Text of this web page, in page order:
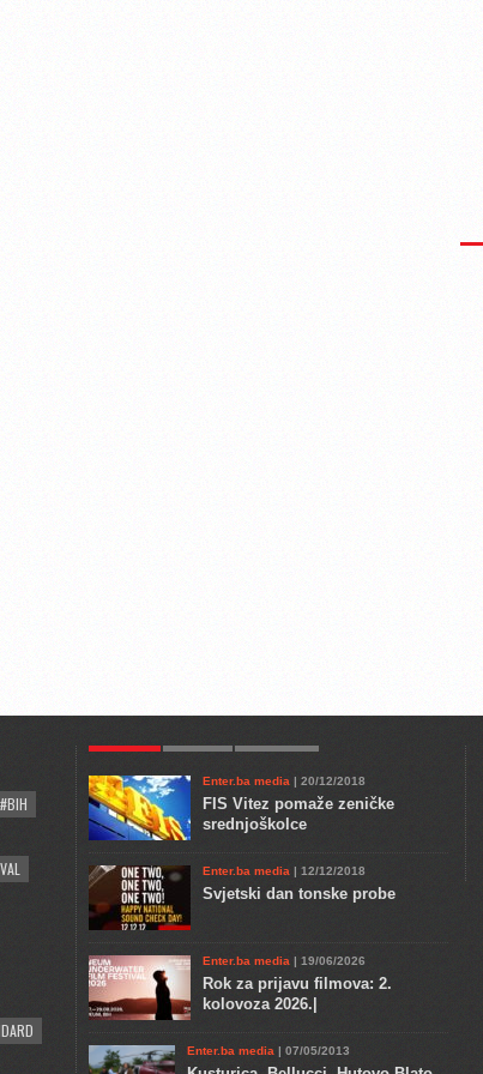
#BIH
Enter.ba media | 20/12/2018
FIS Vitez pomaže zeničke
srednjoškolce
Enter.ba media | 12/12/2018
Svjetski dan tonske probe
Enter.ba media | 19/06/2026
Rok za prijavu filmova: 2.
kolovoza 2026.|
Enter.ba media | 07/05/2013